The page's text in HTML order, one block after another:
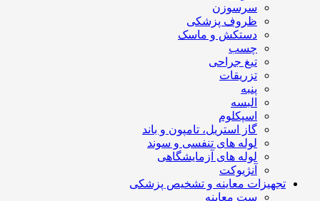
سرسوزن
ظروف پزشکی
دستکش و ماسک
چسب
تیغ جراحی
تزریقات
پنبه
البسه
اسپکلوم
گاز استریل، تامپون و باند
لوله های تنفسی و سوند
لوله های آزمایشگاهی
آنژیوکت
تجهیزات معاینه و تشخیص پزشکی
ست معاینه